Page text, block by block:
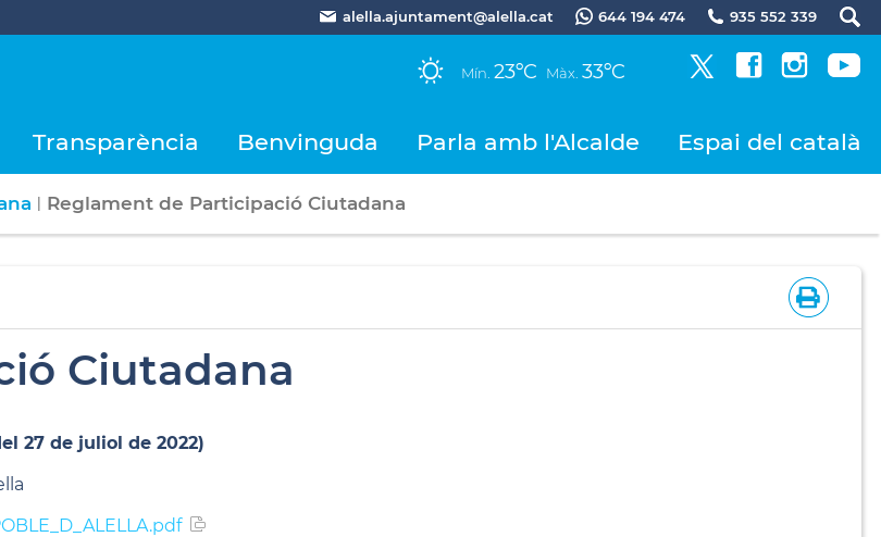
alella.ajuntament@alella.cat 644 194 474 935 552 339
Mín. 23ºC Màx. 33ºC
Transparència Benvinguda Parla amb l'Alcalde Espai del català
| Reglament de Participació Ciutadana
Ciutadana
27 de juliol de 2022)